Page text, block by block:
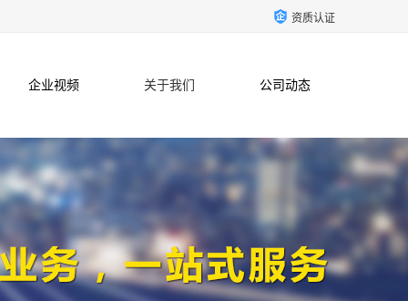
资质认证
企业视频 关于我们 公司动态
联系方式